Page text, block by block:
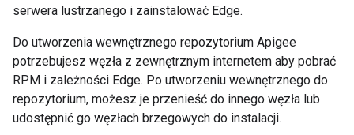
serwera lustrzanego i zainstalować Edge.
Do utworzenia wewnętrznego repozytorium Apigee
potrzebujesz węzła z zewnętrznym internetem aby pobrać
RPM i zależności Edge. Po utworzeniu wewnętrznego do
repozytorium, możesz je przenieść do innego węzła lub
udostępnić go węzłach brzegowych do instalacji.